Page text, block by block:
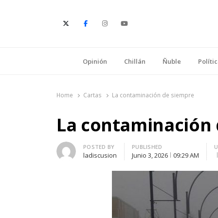
Opinión Chillán Ñuble
Home Cartas La contaminación de siempre
La contaminación
Author
POSTED BY
ladiscusion
PUBLISHED
Junio 3, 2026 09:29 AM